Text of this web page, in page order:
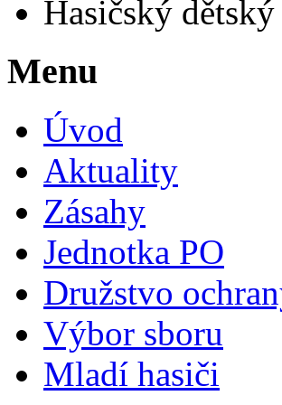
Hasičský
Menu
Úvod
Aktuality
Zásahy
Jednotka PO
Družstvo
Výbor sboru
Mladí hasiči